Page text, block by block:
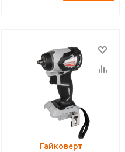
Гайковерт